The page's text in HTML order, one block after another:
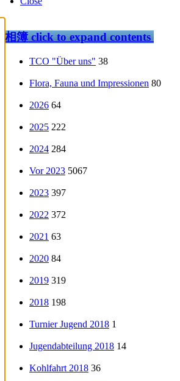
相簿click to expand contents
TCO "Über uns" 38
Flora, Fauna und Impressionen 80
2026 64
2025 222
2024 284
Vor 2023 5067
2023 397
2022 372
2021 63
2020 84
2019 319
2018 198
Turnier Jugend 2018 1
Jugendabteilung 2018 14
Kohlfahrt 2018 36